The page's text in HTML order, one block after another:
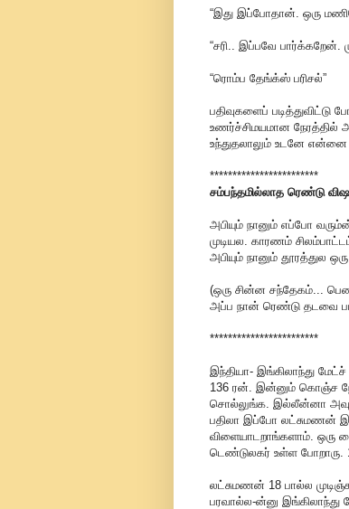
“இது இப்போதான். ஒரு
“சரி.. இப்பவே பார்க்கறேன்.
“ரொம்ப தேங்க்ஸ் பரிசல்”
பதிவுகளைப்
உணர்ச்சிமயமான நேரத்தில்
உந்துதலாலும் உடனே
************************
சம்பந்தமில்லாத ரெண்டு
அபியும் நானும் எப்போ
முடியல. காரணம்
அபியும் நானும் தூரத்துல
(ஒரு சின்ன சந்தேகம்...
அப்ப நான் ரெண்டு தடவை
************************
இந்தியா- இங்கிலாந்து
136 ரன். இன்னும் கொஞ்ச
சொல்லுங்க. இல்லீன்னா அவுட்
பதிலா இப்போ லட்சுமணன்
விளையாடறாங்களாம். ஒரு
டெண்டுலகர் உள்ள போறாரு.
லட்சுமணன் 18 பால்ல
பரவால்ல-ன்னு